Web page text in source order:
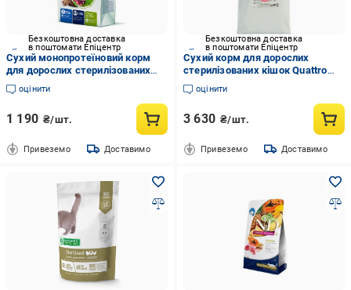
Безкоштовна доставка
в поштомати Епіцентр
Сухий монопротеїновий корм
для дорослих стерилізованих
кішок Exclusion Cat Sterilized
Chicken з куркою 1,5 кг
оцінити
1 190 ₴/шт.
Привеземо Доставимо
Безкоштовна доставка
в поштомати Епіцентр
Сухий корм для дорослих
стерилізованих кішок Quattro
Cat Sterilized Extra Beef з
яловичиною 15 кг
оцінити
3 630 ₴/шт.
Привеземо Доставимо